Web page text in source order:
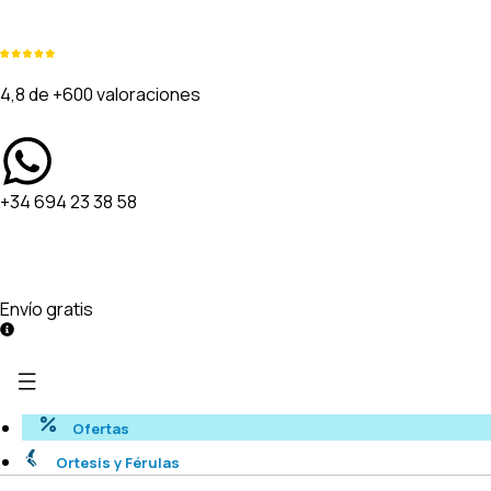
4,8 de +600 valoraciones
+34 694 23 38 58
Envío gratis
Ofertas
Ortesis y Férulas